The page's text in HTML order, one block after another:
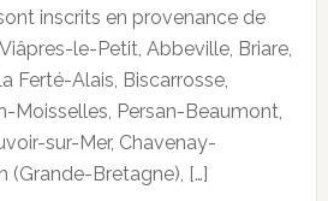
inscrits en provenance de
le-Petit, Abbeville, Briare,
Ferté-Alais, Biscarrosse,
Moisselles, Persan-Beaumont,
sur-Mer, Chavenay-
(Grande-Bretagne), […]